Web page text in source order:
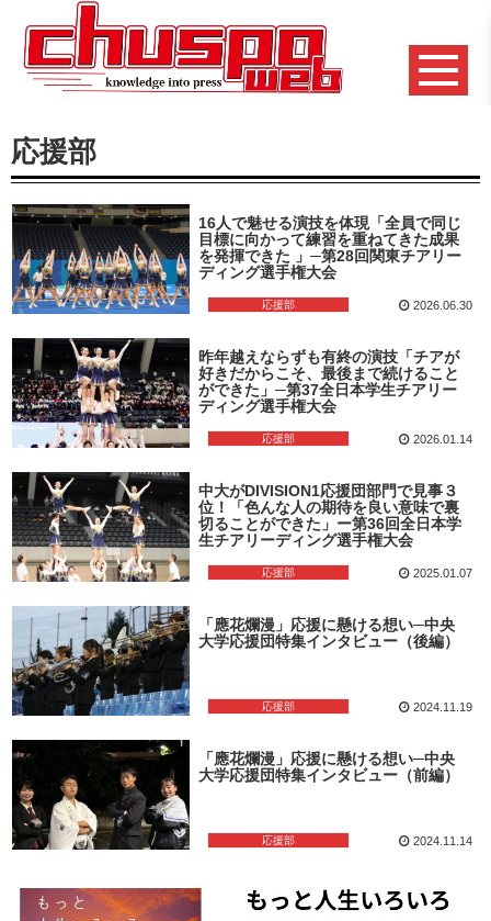
応援部
応援部
16人で魅せる演技を体現「全員で同じ
目標に向かって練習を重ねてきた成果
を発揮できた 」─第28回関東チアリー
ディング選手権大会
2026.06.30
応援部
昨年越えならずも有終の演技「チアが
好きだからこそ、最後まで続けること
ができた」─第37全日本学生チアリー
ディング選手権大会
2026.01.14
応援部
中大がDIVISION1応援団部門で見事３
位！「色んな人の期待を良い意味で裏
切ることができた」ー第36回全日本学
生チアリーディング選手権大会
2025.01.07
応援部
「應花爛漫」応援に懸ける想い─中央
大学応援団特集インタビュー（後編）
2024.11.19
応援部
「應花爛漫」応援に懸ける想い─中央
大学応援団特集インタビュー（前編）
2024.11.14